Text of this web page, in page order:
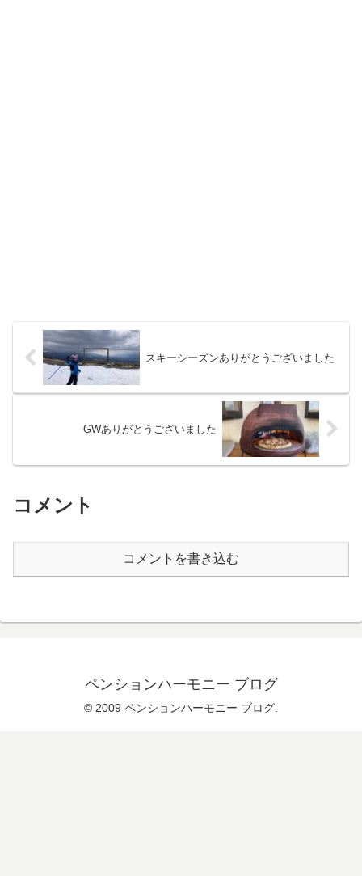
スキーシーズンありがとうございました
GWありがとうございました
コメント
コメントを書き込む
ペンションハーモニー ブログ
© 2009 ペンションハーモニー ブログ.